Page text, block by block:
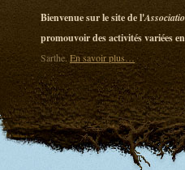
Bienvenue sur le site de l'
promouvoir des activités variées
Sarthe.En savoir plus…